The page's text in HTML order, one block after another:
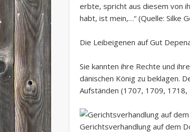
erbte, spricht aus diesem von
habt, ist mein,…“ (Quelle: Silke
Die Leibeigenen auf Gut
Sie kannten ihre Rechte und
dänischen König zu beklagen.
Aufständen (1707, 1709,
Gerichtsverhandlung auf dem